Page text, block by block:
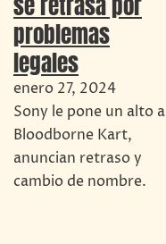
problemas
legales
enero 27, 2024
Sony le pone un alto a
Bloodborne Kart,
anuncian retraso y
cambio de nombre.